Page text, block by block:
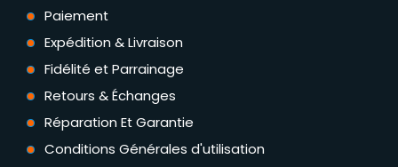
Paiement
Expédition & Livraison
Fidélité et Parrainage
Retours & Échanges
Réparation Et Garantie
Conditions Générales d'utilisation